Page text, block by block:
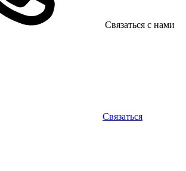
Связаться с нами
Связаться